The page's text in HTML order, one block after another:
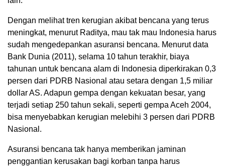
Dengan melihat tren kerugian akibat bencana yang terus
meningkat, menurut Raditya, mau tak mau Indonesia harus
sudah mengedepankan asuransi bencana. Menurut data
Bank Dunia (2011), selama 10 tahun terakhir, biaya
tahunan untuk bencana alam di Indonesia diperkirakan 0,3
persen dari PDRB Nasional atau setara dengan 1,5 miliar
dollar AS. Adapun gempa dengan kekuatan besar, yang
terjadi setiap 250 tahun sekali, seperti gempa Aceh 2004,
bisa menyebabkan kerugian melebihi 3 persen dari PDRB
Nasional.
Asuransi bencana tak hanya memberikan jaminan
penggantian kerusakan bagi korban tanpa harus